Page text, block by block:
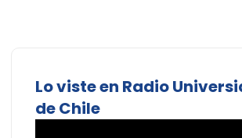
Lo viste en Radio
de Chile